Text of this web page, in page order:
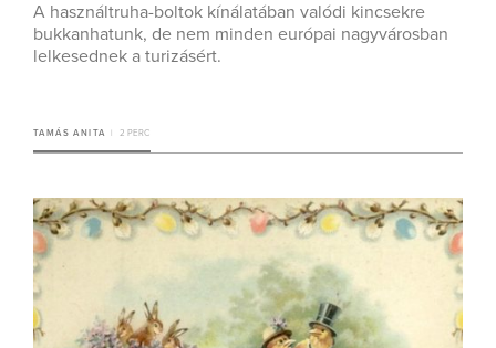
A használtruha-boltok kínálatában valódi kincsekre
bukkanhatunk, de nem minden európai nagyvárosban
lelkesednek a turizásért.
TAMÁS ANITA 2 PERC